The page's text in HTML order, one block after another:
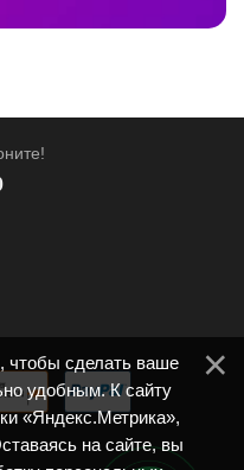
чтобы сделать ваше
удобным. К сайту
«Яндекс.Метрика»,
на сайте, вы